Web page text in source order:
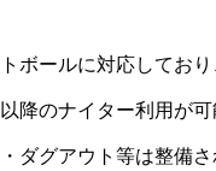
ボールに対応してお
降のナイター利用が
ダグアウト等は整備